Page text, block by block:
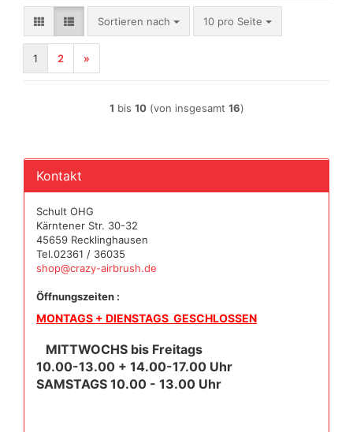
Sortieren nach
Sortieren nach 10 pro Seite
pro Seite
1 2 »
1 bis 10(von insgesamt 16)
Kontakt
Schult OHG
Kärntener Str. 30-32
45659 Recklinghausen
Tel.02361 / 36035
shop@crazy-airbrush.de
Öffnungszeiten :
MONTAGS + DIENSTAGS GESCHLOSSEN
MITTWOCHS bis Freitags
10.00-13.00 + 14.00-17.00 Uhr
SAMSTAGS 10.00 - 13.00 Uhr